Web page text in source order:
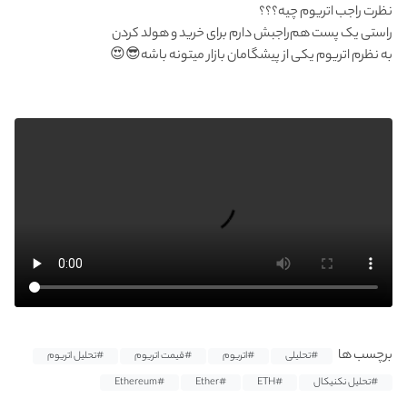
نظرت راجب اتریوم چیه؟؟؟
راستی یک پست هم‌راجبش دارم برای خرید و هولد کردن
به نظرم اتریوم یکی از پیشگامان بازار میتونه باشه😎😍
برچسب ها #تحلیلی #اتریوم #قیمت اتریوم
#تحلیل اتریوم
#تحلیل نکنیکال
#ETH
#Ether
#Ethereum